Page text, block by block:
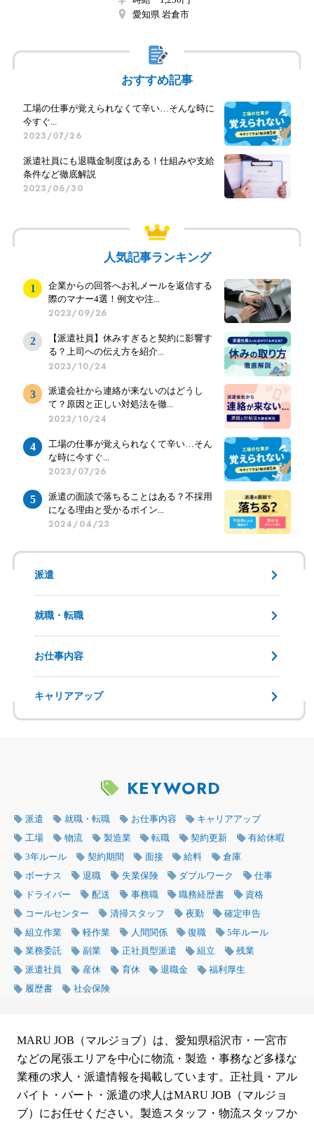
愛知県 岩倉市
おすすめ記事
工場の仕事が覚えられなくて辛い…そんな時に
今すぐ...
2023/07/26
派遣社員にも退職金制度はある！仕組みや支給
条件など徹底解説
2023/06/30
人気記事ランキング
企業からの回答へお礼メールを返信する
際のマナー4選！例文や注...
2023/09/26
【派遣社員】休みすぎると契約に影響す
る？上司への伝え方を紹介...
2023/10/24
派遣会社から連絡が来ないのはどうし
て？原因と正しい対処法を徹...
2023/10/24
工場の仕事が覚えられなくて辛い…そん
な時に今すぐ...
2023/07/26
派遣の面談で落ちることはある？不採用
になる理由と受かるポイン...
2024/04/23
派遣
就職・転職
お仕事内容
キャリアアップ
KEYWORD
派遣 就職・転職 お仕事内容
キャリアアップ
工場
物流 製造業 転職 契約更新
有給休暇
3年ルール
契約期間 面接 給料
倉庫
ボーナス
退職 失業保険 ダブルワーク
仕事
ドライバー
配送 事務職 職務経歴書
資格
コールセンター
清掃スタッフ 夜勤
確定申告
組立作業
軽作業 人間関係 復職
5年ルール
業務委託
副業 正社員型派遣 組立
残業
派遣社員
産休 育休 退職金
福利厚生
履歴書
社会保険
MARU JOB（マルジョブ）は、愛知県稲沢市・一宮市
などの尾張エリアを中心に物流・製造・事務など多様な
業種の求人・派遣情報を掲載しています。正社員・アル
バイト・パート・派遣の求人はMARU JOB（マルジョ
ブ）にお任せください。製造スタッフ・物流スタッフか